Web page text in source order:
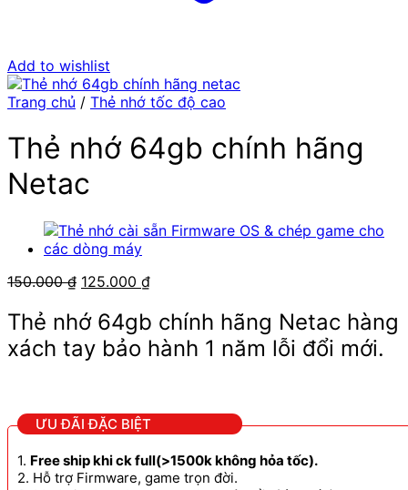
Add to wishlist
Trang chủ / Thẻ nhớ tốc độ cao
Thẻ nhớ 64gb chính hãng
Netac
150.000₫ Giá
là:
150.000 ₫.
125.000 ₫Giá
tại
là:
125.000 ₫.
Thẻ nhớ 64gb chính hãng Netac hàng
xách tay bảo hành 1 năm lỗi đổi mới.
ƯU ĐÃI ĐẶC BIỆT
1. Free ship khi ck full(>1500k không hỏa tốc).
2. Hỗ trợ Firmware, game trọn đời.